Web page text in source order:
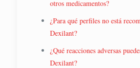
otros medicamentos?
¿Para qué perfiles no está
Dexilant?
¿Qué reacciones adversas
Dexilant?